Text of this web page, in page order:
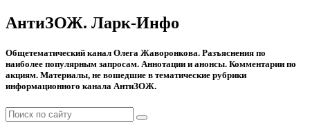
АнтиЗОЖ. Ларк-Инфо
Общетематический канал Олега Жаворонкова. Разъяснения по
наиболее популярным запросам. Аннотации и анонсы. Комментарии по
акциям. Материалы, не вошедшие в тематические рубрики
информационного канала АнтиЗОЖ.